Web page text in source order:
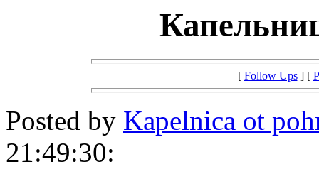
[ Follow Ups] [
Posted by Kapelnica ot
21:49:30: